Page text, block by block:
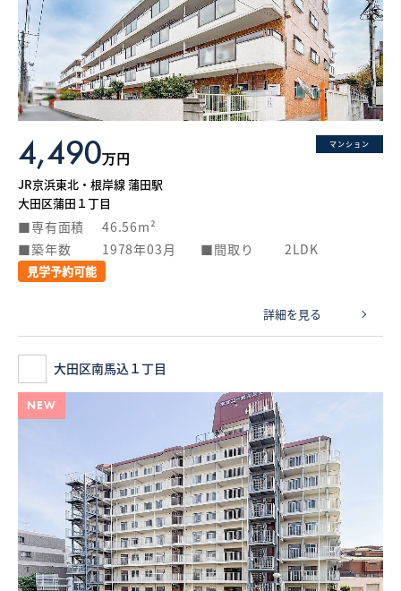
マンション
4,490万円
JR京浜東北・根岸線 蒲田駅
大田区蒲田１丁目
専有面積
46.56m²
築年数
1978年03月 間取り 2LDK
見学予約可能
詳細を見る
大田区南馬込１丁目
NEW